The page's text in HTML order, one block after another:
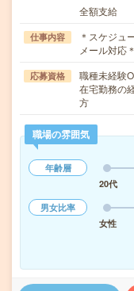
全額支給
仕事内容
＊スケジュ
メール対応
応募資格
職種未経験
在宅勤務の
方
職場の雰囲気
年齢層
20代
男女比率
女性